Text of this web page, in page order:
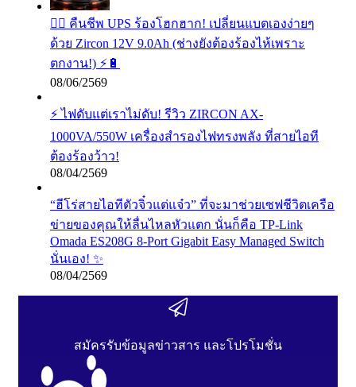
🧟‍♂️ คืนชีพ UPS ร้องโฮกฮาก! เปลี่ยนแบตเองง่ายๆ
ด้วย Zircon 12V 9.0Ah (ช่างยังต้องร้องไห้เพราะ
ตกงาน!) ⚡️🔋
08/06/2569
⚡ ไฟดับแต่เราไม่ดับ! รีวิว ZIRCON AX-
1000VA/550W เครื่องสำรองไฟทรงพลัง ที่สายไอที
ต้องร้องว้าว!
08/04/2569
“ฮีโร่สายไอทีตัวจิ๋วแต่แจ๋ว” ที่จะมาช่วยเซฟชีวิตเครือ
ข่ายของคุณให้ลื่นไหลหัวแตก นั่นก็คือ TP-Link
Omada ES208G 8-Port Gigabit Easy Managed Switch
นั่นเอง! ✨
08/04/2569
สมัครรับข้อมูลข่าวสาร และโปรโมชั่น